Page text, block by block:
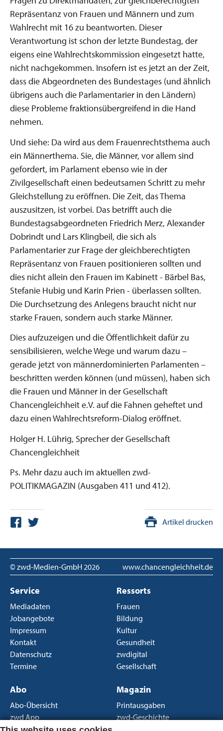
Repräsentanz von Frauen und Männern und zum
Wahlrecht mit 16 zu beantworten. Dieser
Verantwortung ist schon der letzte Bundestag, der
eigens eine Wahlrechtskommission eingesetzt hatte,
nicht nachgekommen. Insofern ist es jetzt an der Zeit,
dass die Abgeordneten des Bundestages (und ähnlich
übrigens auch die Parlamentarier in den Ländern)
diese Probleme fraktionsübergreifend in die Hand
nehmen.
Und siehe: Da wird aus dem Frauenrechtsthema auch
ein Männerthema. Sie, die Männer, vor allem sind
gefordert, im Parlament ebenso wie in der
Zivilgesellschaft einen bedeutsamen Schritt zu mehr
Gleichstellung zu eröffnen. Die Zeit, das Thema
auszusitzen, ist vorbei. Das betrifft auch die
Bundestagsabgeordneten Friedrich Merz, Alexander
Dobrindt und Lars Klingbeil, die sich als
Parlamentarier zur Frage der gleichberechtigten
Repräsentanz von Frauen positionieren sollten und
dies nicht allein den Frauen im Kabinett - Bärbel Bas,
Stefanie Hubig und Karin Prien - überlassen sollten.
Die Durchsetzung des Anlegens braucht nicht nur
starke Frauen, sondern auch starke Männer.
Dies aufzuzeigen und die Öffentlichkeit dafür zu
sensibilisieren, welche Wege und warum dazu –
gerade jetzt von männerdominierten Parlamenten –
beschritten werden können (und müssen), haben sich
die Frauen und Männer in der Gesellschaft
Chancengleichheit e.V. auf die Fahnen geheftet und
dazu einen Wahlrechtsreform-Dialog eröffnet.
Holger H. Lührig, Sprecher der Gesellschaft
Chancengleichheit
Ps. Mehr dazu auch im aktuellen zwd-
POLITIKMAGAZIN (Ausgaben 411 und 412).
Artikel drucken
© zwd-Medien-GmbH2026 www.chancengleichheit.de
Service
Mediadaten
Jobangebote
Impressum
Kontakt
Datenschutz
Termine
Ressorts
Frauen
Bildung
Kultur
Gesundheit
zwdigital
Gesellschaft
Abo
Abo-Übersicht
zwd App
Magazin
Printausgaben
zwd-Geschichte